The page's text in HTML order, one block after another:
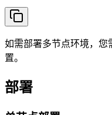
如需部署多节点环境，您
置。
部署